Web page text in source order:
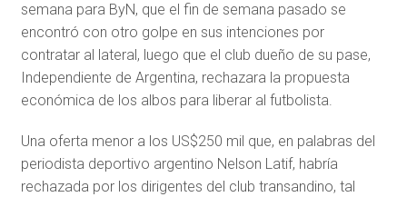
semana para ByN, que el fin de semana pasado se
encontró con otro golpe en sus intenciones por
contratar al lateral, luego que el club dueño de su pase,
Independiente de Argentina, rechazara la propuesta
económica de los albos para liberar al futbolista.
Una oferta menor a los US$250 mil que, en palabras del
periodista deportivo argentino Nelson Latif, habría
rechazada por los dirigentes del club transandino, tal